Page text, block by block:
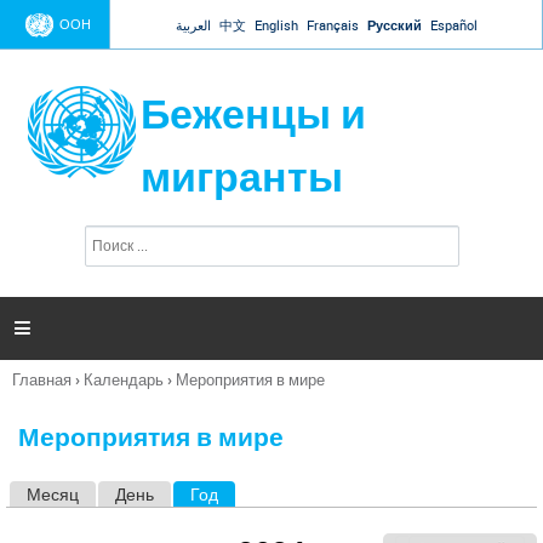
Jump to navigation
ООН العربية 中文 English Français Русский Español
Беженцы и
мигранты
п
и

Вы
Главная › Календарь › Мероприятия в мире
Мероприятия в мире
Месяц День Год